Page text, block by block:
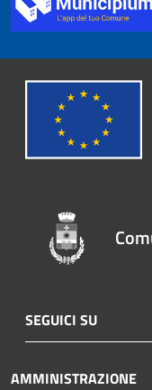
SEGUICI SU
AMMINISTRAZIONE